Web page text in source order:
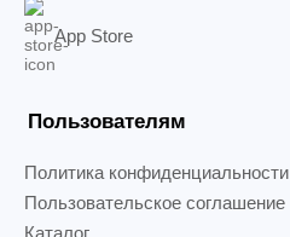
App Store
Пользователям
Политика конфиденциальности
Пользовательское соглашение
Каталог